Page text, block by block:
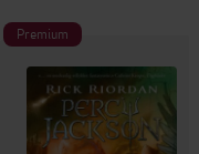
Premium